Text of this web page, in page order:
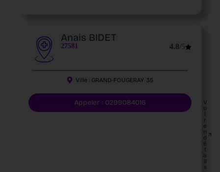
Anais BIDET
27581 4.8/5
Ville : GRAND-FOUGERAY 35
Appeler : 0299084016
V
o
i
r
e
n
d
é
t
a
il
s